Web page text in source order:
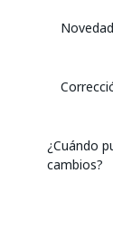
¿Cuándo
cambios?